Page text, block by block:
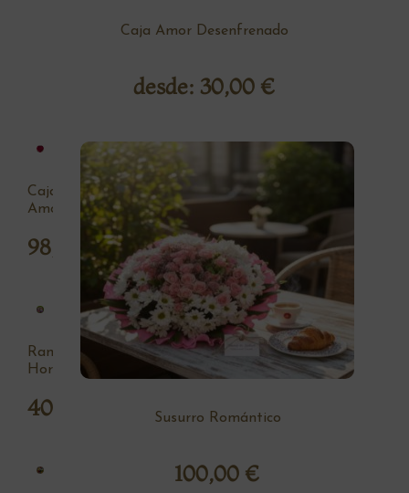
Caja Amor Desenfrenado
desde: 30,00 €
Susurro Romántico
100,00 €
Caja
Amor
98,00 €
Ramo
Hortensia
40,00